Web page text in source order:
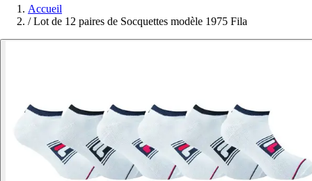
Accueil
/ Lot de 12 paires de Socquettes modèle 1975 Fila